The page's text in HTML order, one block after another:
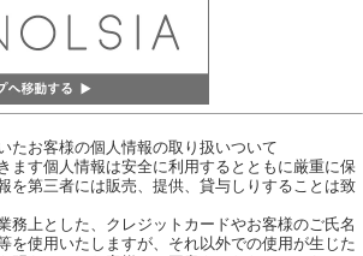
たお客様の個人情報の取り扱いついて
ます個人情報は安全に利用するとともに厳重に保
を第三者には販売、提供、貸与しりすることは致
務上とした、クレジットカードやお客様のご氏名
を使用いたしますが、それ以外での使用が生じた